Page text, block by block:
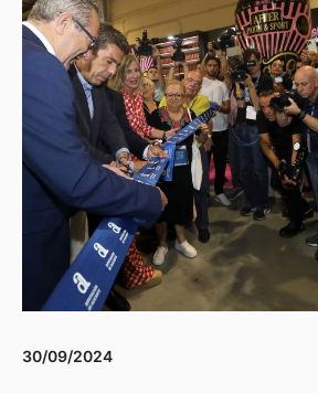
30/09/2024